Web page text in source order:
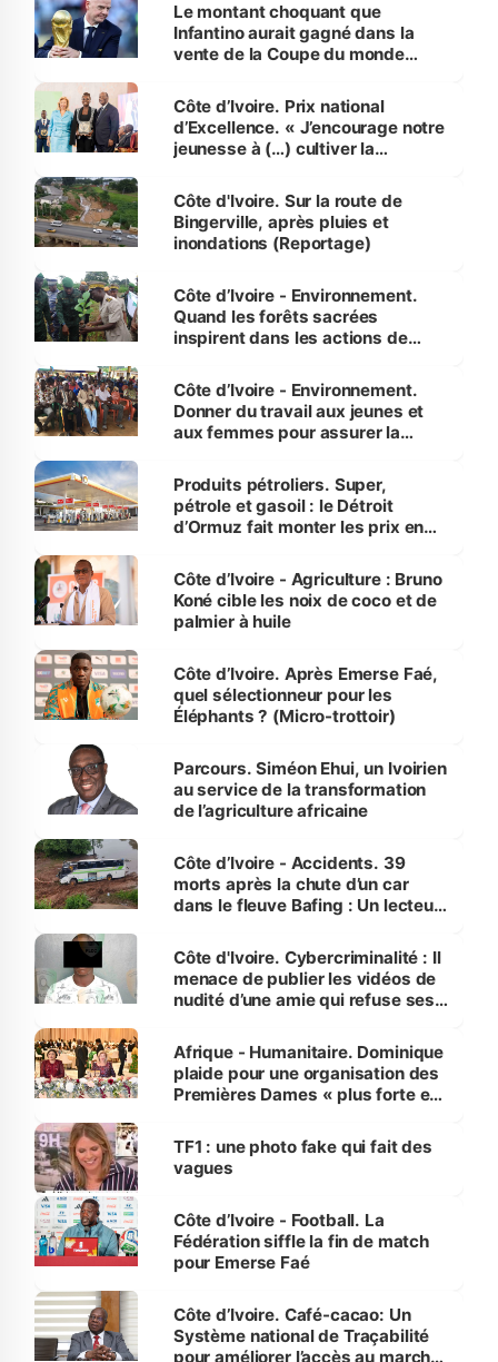
Le montant choquant que
Infantino aurait gagné dans la
vente de la Coupe du monde
Côte d’Ivoire. Prix national
d’Excellence. « J’encourage notre
jeunesse à (…) cultiver la
(Alassane Ouattara
Côte d'Ivoire. Sur la route de
Bingerville, après pluies et
inondations (Reportage)
Côte d’Ivoire - Environnement.
Quand les forêts sacrées
inspirent dans les actions de
Côte d’Ivoire - Environnement.
Donner du travail aux jeunes et
aux femmes pour assurer la
menacées
Produits pétroliers. Super,
pétrole et gasoil : le Détroit
d’Ormuz fait monter les prix en
Côte d’Ivoire - Agriculture : Bruno
Koné cible les noix de coco et de
palmier à huile
Côte d’Ivoire. Après Emerse Faé,
quel sélectionneur pour les
Éléphants ? (Micro-trottoir)
Parcours. Siméon Ehui, un Ivoirien
au service de la transformation
de l’agriculture africaine
Côte d’Ivoire - Accidents. 39
morts après la chute d’un car
dans le fleuve Bafing : Un lecteur
des Transports
Côte d'Ivoire. Cybercriminalité : Il
menace de publier les vidéos de
nudité d’une amie qui refuse ses
Afrique - Humanitaire. Dominique
plaide pour une organisation des
Premières Dames « plus forte et
sur la scène internationale »
TF1 : une photo fake qui fait des
vagues
Côte d’Ivoire - Football. La
Fédération siffle la fin de match
pour Emerse Faé
Côte d’Ivoire. Café-cacao: Un
Système national de Traçabilité
pour améliorer l’accès au marché